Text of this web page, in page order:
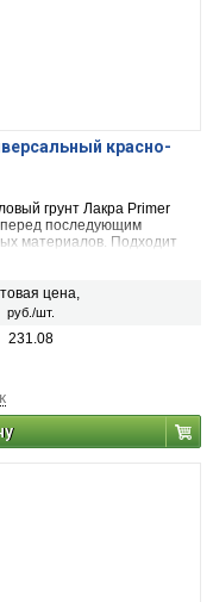
красно-
грунт Лакра Primer
перед последующим
материалов. Подходит
цена,
руб./шт.
231.08